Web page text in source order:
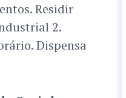
Residir
2.
Dispensa